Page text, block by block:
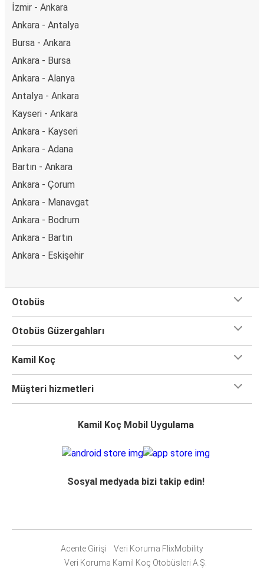
İzmir - Ankara
Ankara - Antalya
Bursa - Ankara
Ankara - Bursa
Ankara - Alanya
Antalya - Ankara
Kayseri - Ankara
Ankara - Kayseri
Ankara - Adana
Bartın - Ankara
Ankara - Çorum
Ankara - Manavgat
Ankara - Bodrum
Ankara - Bartın
Ankara - Eskişehir
Otobüs
Otobüs Güzergahları
Kamil Koç
Müşteri hizmetleri
Kamil Koç Mobil Uygulama
Sosyal medyada bizi takip edin!
Acente Girişi
Veri Koruma FlixMobility
Veri Koruma Kamil Koç Otobüsleri A.Ş.